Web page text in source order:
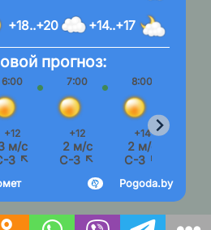
+18..+20 +14..+17
прогноз:
6:00
+12
м/с
З ↖
7:00
+12
2 м/с
С-З ↖
8:00
+14
2 м/с
С-З ↖
Pogoda.by